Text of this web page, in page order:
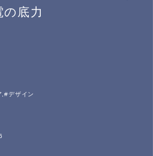
の底力
デザイン